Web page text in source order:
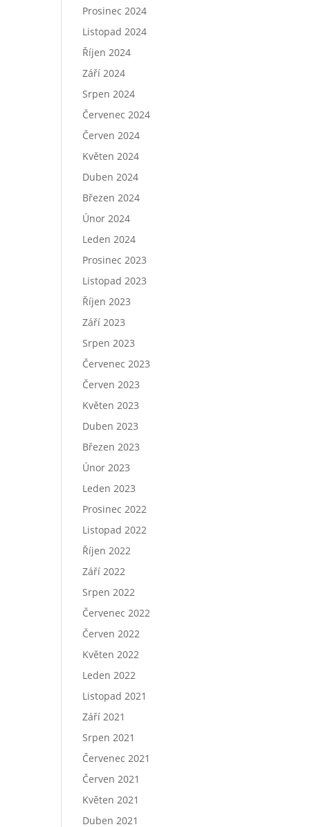
Prosinec 2024
Listopad 2024
Říjen 2024
Září 2024
Srpen 2024
Červenec 2024
Červen 2024
Květen 2024
Duben 2024
Březen 2024
Únor 2024
Leden 2024
Prosinec 2023
Listopad 2023
Říjen 2023
Září 2023
Srpen 2023
Červenec 2023
Červen 2023
Květen 2023
Duben 2023
Březen 2023
Únor 2023
Leden 2023
Prosinec 2022
Listopad 2022
Říjen 2022
Září 2022
Srpen 2022
Červenec 2022
Červen 2022
Květen 2022
Leden 2022
Listopad 2021
Září 2021
Srpen 2021
Červenec 2021
Červen 2021
Květen 2021
Duben 2021